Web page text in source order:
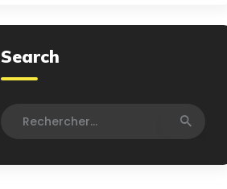
Search
Rechercher :